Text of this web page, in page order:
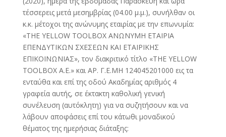
τέσσερεις μετά μεσημβρίας (04.00 μ.μ.), συνήλθαν οι
κ.κ. μέτοχοι της ανώνυμης εταιρίας με την επωνυμία:
«THE YELLOW TOOLBOX ΑΝΩΝΥΜΗ ΕΤΑΙΡΙΑ
ΕΠΕΝΔΥΤΙΚΩΝ ΣΧΕΣΕΩΝ ΚΑΙ ΕΤΑΙΡΙΚΗΣ
ΕΠΙΚΟΙΝΩΝΙΑΣ», τον διακριτικό τίτλο «THE YELLOW
TOOLBOX Α.Ε.» και ΑΡ. Γ.Ε.ΜΗ 124045201000 εις τα
ενταύθα και επί της οδού Ακαδημίας αριθμός 4
γραφεία αυτής, σε έκτακτη καθολική γενική
συνέλευση (αυτόκλητη) για να συζητήσουν και να
λάβουν αποφάσεις επί του κάτωθι μοναδικού
θέματος της ημερήσιας διάταξης: